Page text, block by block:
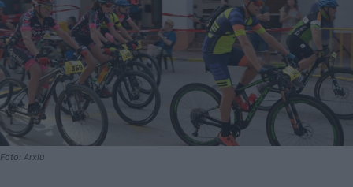
Foto: Arxiu